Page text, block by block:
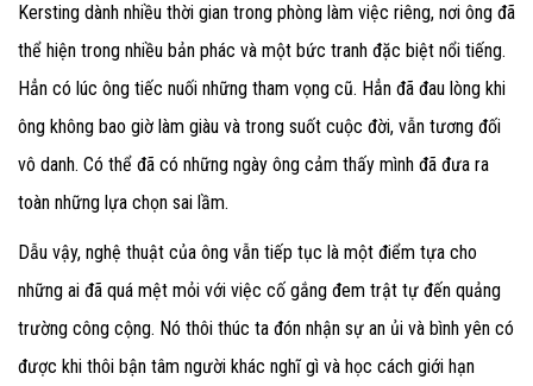
Kersting dành nhiều thời gian trong phòng làm việc riêng, nơi ông đã
thể hiện trong nhiều bản phác và một bức tranh đặc biệt nổi tiếng.
Hẳn có lúc ông tiếc nuối những tham vọng cũ. Hẳn đã đau lòng khi
ông không bao giờ làm giàu và trong suốt cuộc đời, vẫn tương đối
vô danh. Có thể đã có những ngày ông cảm thấy mình đã đưa ra
toàn những lựa chọn sai lầm.
Dẫu vậy, nghệ thuật của ông vẫn tiếp tục là một điểm tựa cho
những ai đã quá mệt mỏi với việc cố gắng đem trật tự đến quảng
trường công cộng. Nó thôi thúc ta đón nhận sự an ủi và bình yên có
được khi thôi bận tâm người khác nghĩ gì và học cách giới hạn